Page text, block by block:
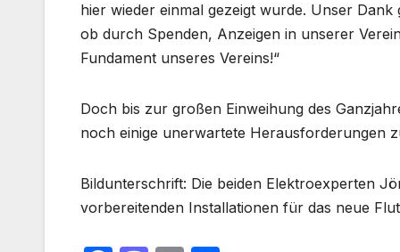
hier wieder einmal gezeigt wurde. Unser
ob durch Spenden, Anzeigen in unserer
Fundament unseres Vereins!“
Doch bis zur großen Einweihung des
noch einige unerwartete Herausforderungen
Bildunterschrift: Die beiden Elektroexperten
vorbereitenden Installationen für das neue